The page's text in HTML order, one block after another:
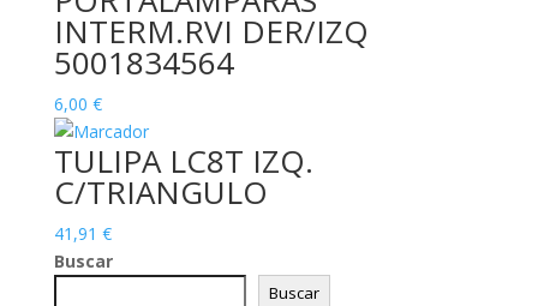
INTERM.RVI DER/IZQ
5001834564
6,00 €
TULIPA LC8T IZQ.
C/TRIANGULO
41,91 €
Buscar
Buscar